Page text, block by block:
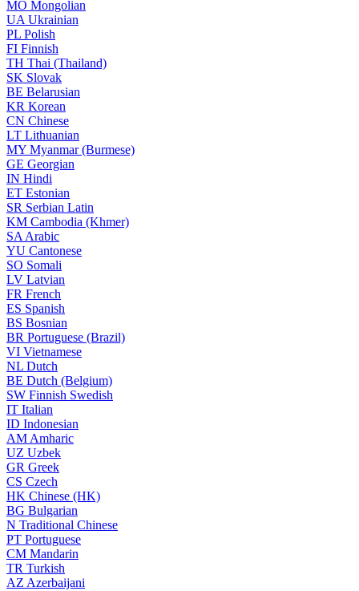
MO Mongolian
UA Ukrainian
PL Polish
FI Finnish
TH Thai (Thailand)
SK Slovak
BE Belarusian
KR Korean
CN Chinese
LT Lithuanian
MY Myanmar (Burmese)
GE Georgian
IN Hindi
ET Estonian
SR Serbian Latin
KM Cambodia (Khmer)
SA Arabic
YU Cantonese
SO Somali
LV Latvian
FR French
ES Spanish
BS Bosnian
BR Portuguese (Brazil)
VI Vietnamese
NL Dutch
BE Dutch (Belgium)
SW Finnish Swedish
IT Italian
ID Indonesian
AM Amharic
UZ Uzbek
GR Greek
CS Czech
HK Chinese (HK)
BG Bulgarian
N Traditional Chinese
PT Portuguese
CM Mandarin
TR Turkish
AZ Azerbaijani